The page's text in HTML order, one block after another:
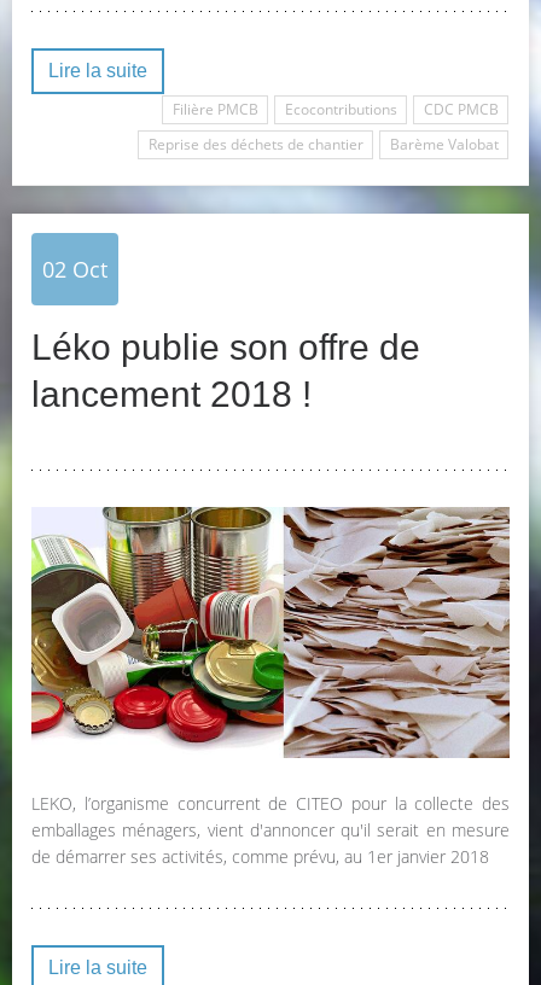
Lire la suite
Filière PMCB
Ecocontributions
CDC PMCB
Reprise des déchets de chantier
Barème Valobat
02 Oct
Léko publie son offre de
lancement 2018 !
LEKO, l’organisme concurrent de CITEO pour la collecte des
emballages ménagers, vient d'annoncer qu'il serait en mesure
de démarrer ses activités, comme prévu, au 1er janvier 2018
Lire la suite